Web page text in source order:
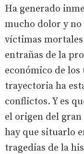
Ha generado
mucho dolor y no
víctimas
entrañas de la
económico de
trayectoria ha
conflictos. Y es
el origen del gran
hay que situarlo
tragedias de la